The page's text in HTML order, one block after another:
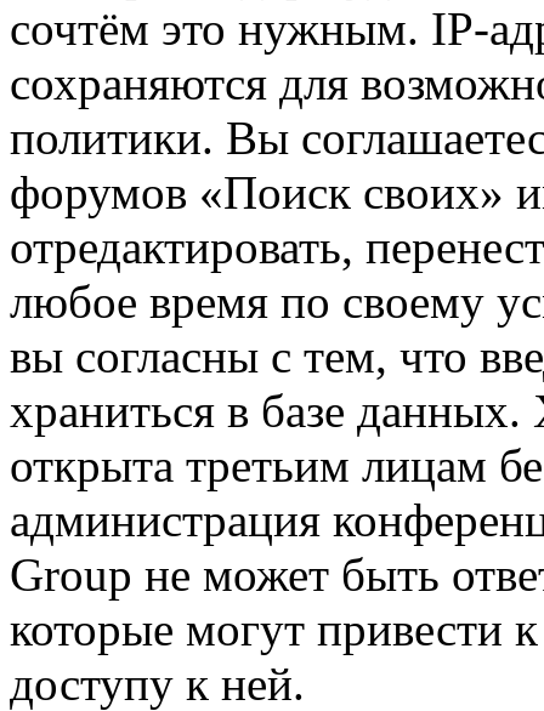
сочтём это нужным. IP-
сохраняются для
политики. Вы
форумов «Поиск своих»
отредактировать,
любое время по своему
вы согласны с тем, что
храниться в базе
открыта третьим лицам
администрация
Group не может быть
которые могут привести
доступу к ней.